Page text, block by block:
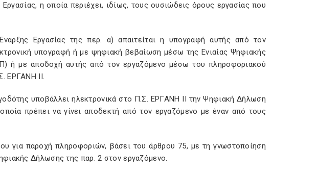
η οποία περιέχει, ιδίως, τους ουσιώδεις όρους εργασίας που
Εργασίας της περ. α) απαιτείται η υπογραφή αυτής από τον
υπογραφή ή με ψηφιακή βεβαίωση μέσω της Ενιαίας Ψηφιακής
ή με αποδοχή αυτής από τον εργαζόμενο μέσω του πληροφοριακού
ΕΡΓΑΝΗ ΙΙ.
υποβάλλει ηλεκτρονικά στο Π.Σ. ΕΡΓΑΝΗ ΙΙ την Ψηφιακή Δήλωση
πρέπει να γίνει αποδεκτή από τον εργαζόμενο με έναν από τους
για παροχή πληροφοριών, βάσει του άρθρου 75, με τη γνωστοποίηση
Δήλωσης της παρ. 2 στον εργαζόμενο.